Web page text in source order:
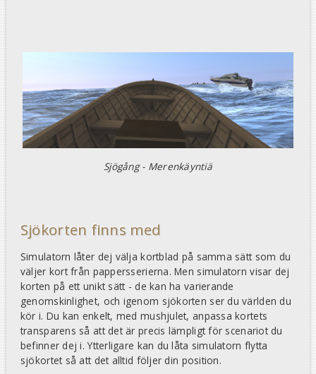
Sjögång - Merenkäyntiä
Sjökorten finns med
Simulatorn låter dej välja kortblad på samma sätt som du
väljer kort från pappersserierna. Men simulatorn visar dej
korten på ett unikt sätt - de kan ha varierande
genomskinlighet, och igenom sjökorten ser du världen du
kör i. Du kan enkelt, med mushjulet, anpassa kortets
transparens så att det är precis lämpligt för scenariot du
befinner dej i. Ytterligare kan du låta simulatorn flytta
sjökortet så att det alltid följer din position.